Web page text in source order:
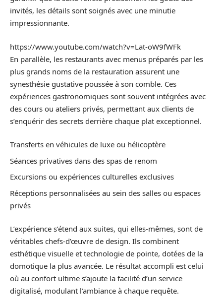
invités, les détails sont soignés avec une minutie
impressionnante.
https://www.youtube.com/watch?v=Lat-oW9fWFk
En parallèle, les restaurants avec menus préparés par les
plus grands noms de la restauration assurent une
synesthésie gustative poussée à son comble. Ces
expériences gastronomiques sont souvent intégrées avec
des cours ou ateliers privés, permettant aux clients de
s’enquérir des secrets derrière chaque plat exceptionnel.
Transferts en véhicules de luxe ou hélicoptère
Séances privatives dans des spas de renom
Excursions ou expériences culturelles exclusives
Réceptions personnalisées au sein des salles ou espaces
privés
L’expérience s’étend aux suites, qui elles-mêmes, sont de
véritables chefs-d’œuvre de design. Ils combinent
esthétique visuelle et technologie de pointe, dotées de la
domotique la plus avancée. Le résultat accompli est celui
où au confort ultime s’ajoute la facilité d’un service
digitalisé, modulant l’ambiance à chaque requête.